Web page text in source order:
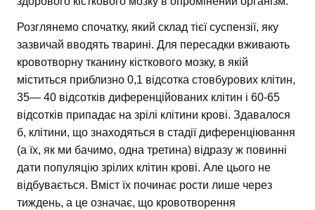
Розглянемо спочатку, який склад тієї суспензії, яку
зазвичай вводять тварині. Для пересадки вживають
кровотворну тканину кісткового мозку, в якій
міститься приблизно 0,1 відсотка стовбурових клітин,
35— 40 відсотків диференційованих клітин і 60-65
відсотків припадає на зрілі клітини крові. Здавалося
б, клітини, що знаходяться в стадії диференціювання
(а їх, як ми бачимо, одна третина) відразу ж повинні
дати популяцію зрілих клітин крові. Але цього не
відбувається. Вміст їх починає рости лише через
тиждень, а це означає, що кровотворення